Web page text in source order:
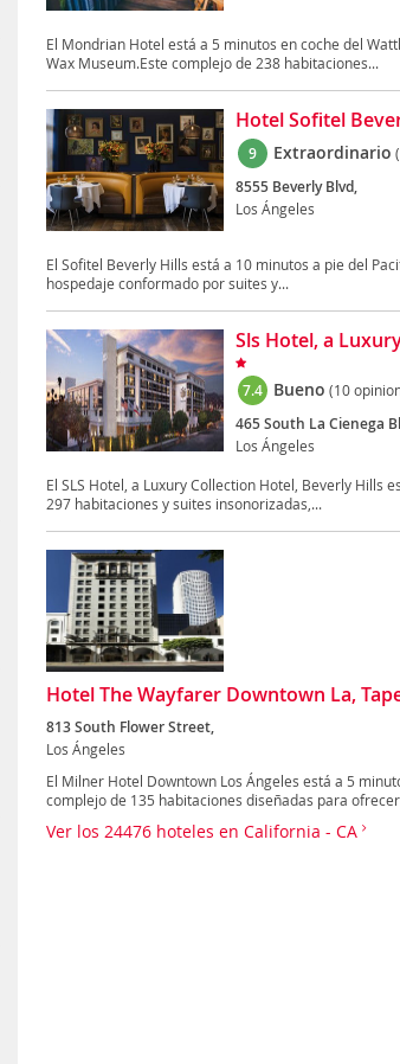
El Mondrian Hotel está a 5 minutos en coche del
Wax Museum.Este complejo de 238 habitaciones...
Hotel Sofitel
9 Extraordinario
8555 Beverly Blvd,
Los Ángeles
El Sofitel Beverly Hills está a 10 minutos a pie del
hospedaje conformado por suites y...
Sls Hotel, a
7.4 Bueno (10
465 South La Cienega
Los Ángeles
El SLS Hotel, a Luxury Collection Hotel, Beverly Hills
297 habitaciones y suites insonorizadas,...
Hotel The Wayfarer Downtown La,
813 South Flower Street,
Los Ángeles
El Milner Hotel Downtown Los Ángeles está a 5
complejo de 135 habitaciones diseñadas para
Ver los 24476 hoteles en California - CA